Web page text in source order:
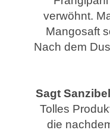
verwöhnt.
Mangosaft
Nach dem
Sagt
Tolles
die